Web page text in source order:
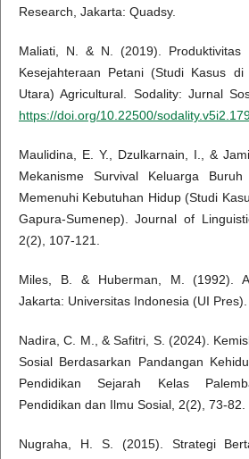
Research, Jakarta: Quadsy.
Maliati, N. & N. (2019). Produktivitas
Kesejahteraan Petani (Studi Kasus
Utara) Agricultural. Sodality: Jurnal
https://doi.org/10.22500/
Maulidina, E. Y., Dzulkarnain, I., &
Mekanisme Survival Keluarga
Memenuhi Kebutuhan Hidup (Studi
Gapura-Sumenep). Journal of
2(2), 107-121.
Miles, B. & Huberman, M. (1992).
Jakarta: Universitas Indonesia (UI Pres).
Nadira, C. M., & Safitri, S. (2024).
Sosial Berdasarkan Pandangan
Pendidikan Sejarah Kelas
Pendidikan dan Ilmu Sosial, 2(2), 73-82.
Nugraha, H. S. (2015). Strategi